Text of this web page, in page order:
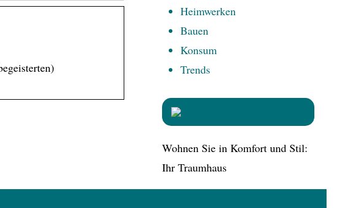
Heimwerken
Bauen
Konsum
Trends
Wohnen Sie in Komfort und Stil:
Ihr Traumhaus